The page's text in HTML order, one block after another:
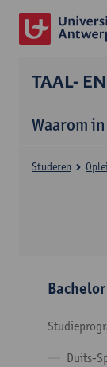
TAAL-
Waarom
Studeren
Bachelor
Duits-